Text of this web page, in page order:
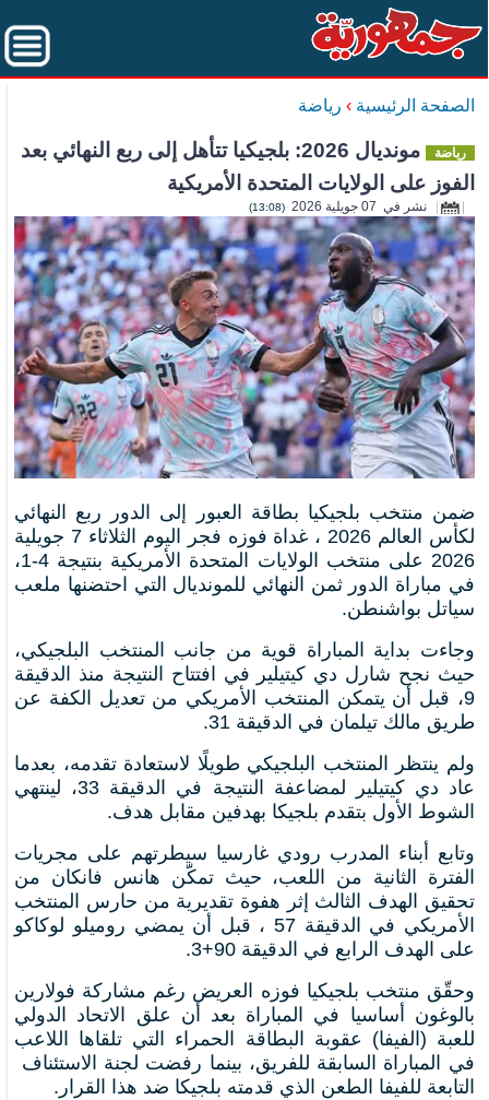
الصفحة الرئيسية › رياضة
رياضة
مونديال 2026: بلجيكيا تتأهل إلى ربع النهائي بعد
الفوز على الولايات المتحدة الأمريكية
نشر في 07 جويلية 2026 (13:08)
ضمن منتخب بلجيكيا بطاقة العبور إلى الدور ربع النهائي
لكأس العالم 2026 ، غداة فوزه فجر اليوم الثلاثاء 7 جويلية
2026 على منتخب الولايات المتحدة الأمريكية بنتيجة 4-1،
في مباراة الدور ثمن النهائي للمونديال التي احتضنها ملعب
سياتل بواشنطن.
وجاءت بداية المباراة قوية من جانب المنتخب البلجيكي،
حيث نجح شارل دي كيتيلير في افتتاح النتيجة منذ الدقيقة
9، قبل أن يتمكن المنتخب الأمريكي من تعديل الكفة عن
طريق مالك تيلمان في الدقيقة 31.
ولم ينتظر المنتخب البلجيكي طويلًا لاستعادة تقدمه، بعدما
عاد دي كيتيلير لمضاعفة النتيجة في الدقيقة 33، لينتهي
الشوط الأول بتقدم بلجيكا بهدفين مقابل هدف.
وتابع أبناء المدرب رودي غارسيا سيطرتهم على مجريات
الفترة الثانية من اللعب، حيث تمكّن هانس فانكان من
تحقيق الهدف الثالث إثر هفوة تقديرية من حارس المنتخب
الأمريكي في الدقيقة 57 ، قبل أن يمضي روميلو لوكاكو
على الهدف الرابع في الدقيقة 90+3.
وحقّق منتخب بلجيكيا فوزه العريض رغم مشاركة ⁠فولارين
بالوغون أساسيا في المباراة بعد أن ⁠علق الاتحاد الدولي
للعبة (الفيفا) عقوبة البطاقة الحمراء التي تلقاها اللاعب
في المباراة السابقة للفريق، بينما رفضت لجنة الاستئناف ​
التابعة للفيفا الطعن الذي قدمته بلجيكا ضد هذا القرار.